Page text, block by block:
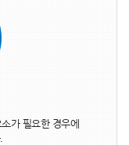
가 필요한 경우에